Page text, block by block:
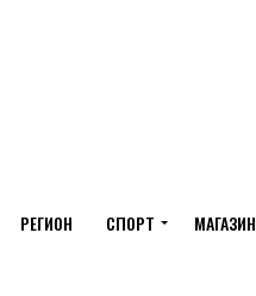
РЕГИОН СПОРТ МАГАЗИН